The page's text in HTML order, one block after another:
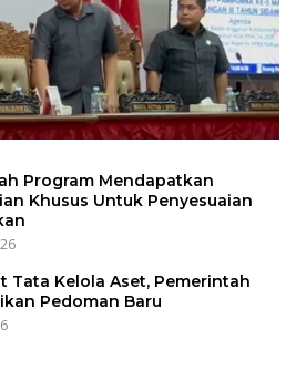
Program Mendapatkan
Khusus Untuk Penyesuaian
Tata Kelola Aset, Pemerintah
Pedoman Baru